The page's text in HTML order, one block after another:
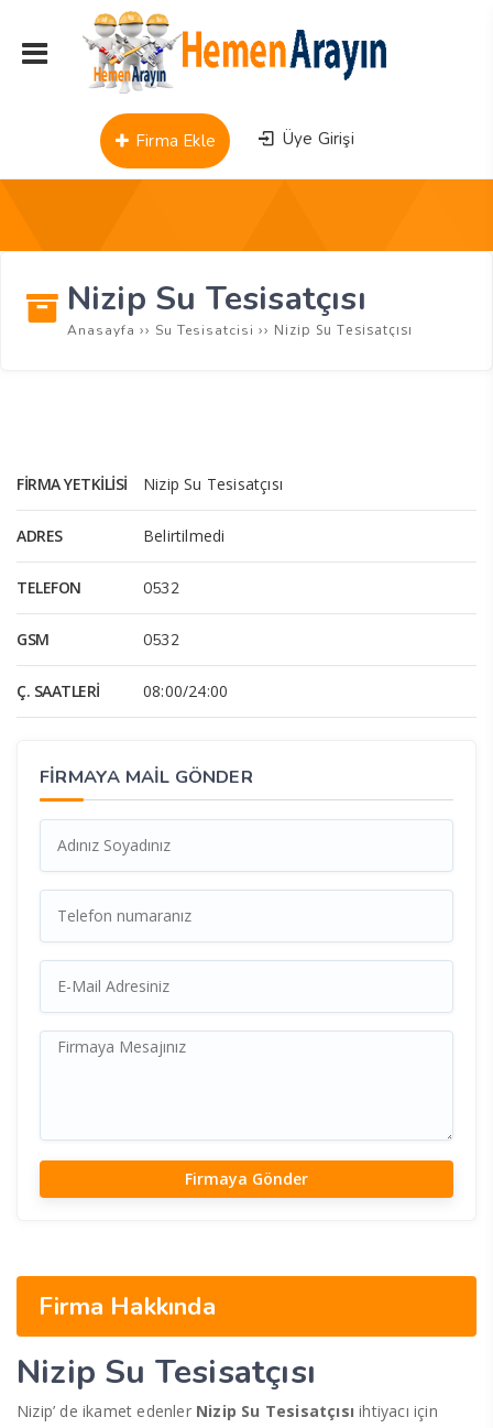
Üye Girişi
Firma Ekle
Nizip Su Tesisatçısı
Anasayfa ›› Su Tesisatcisi ›› Nizip Su Tesisatçısı
FIRMA YETKILISI Nizip Su Tesisatçısı
ADRES Belirtilmedi
TELEFON 0532
GSM 0532
Ç. SAATLERI 08:00/24:00
FİRMAYA MAİL GÖNDER
Firma Hakkında
Nizip Su Tesisatçısı
Nizip’ de ikamet edenler Nizip Su Tesisatçısı ihtiyacı için